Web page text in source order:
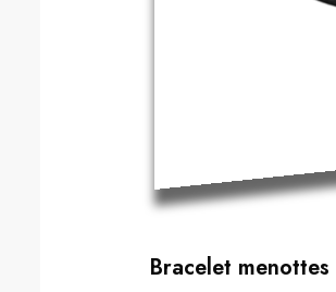
Bracelet menottes